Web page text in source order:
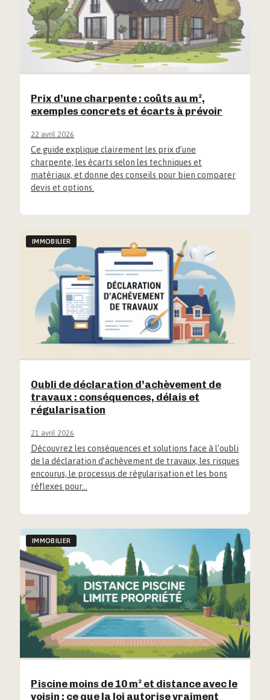
Prix d’une charpente : coûts au m²,
exemples concrets et écarts à prévoir
22 avril 2026
Ce guide explique clairement les prix d’une
charpente, les écarts selon les techniques et
matériaux, et donne des conseils pour bien comparer
devis et options.
IMMOBILIER
Oubli de déclaration d’achèvement de
travaux : conséquences, délais et
régularisation
21 avril 2026
Découvrez les conséquences et solutions face à l’oubli
de la déclaration d’achèvement de travaux, les risques
encourus, le processus de régularisation et les bons
réflexes pour…
IMMOBILIER
Piscine moins de 10 m² et distance avec le
voisin : ce que la loi autorise vraiment